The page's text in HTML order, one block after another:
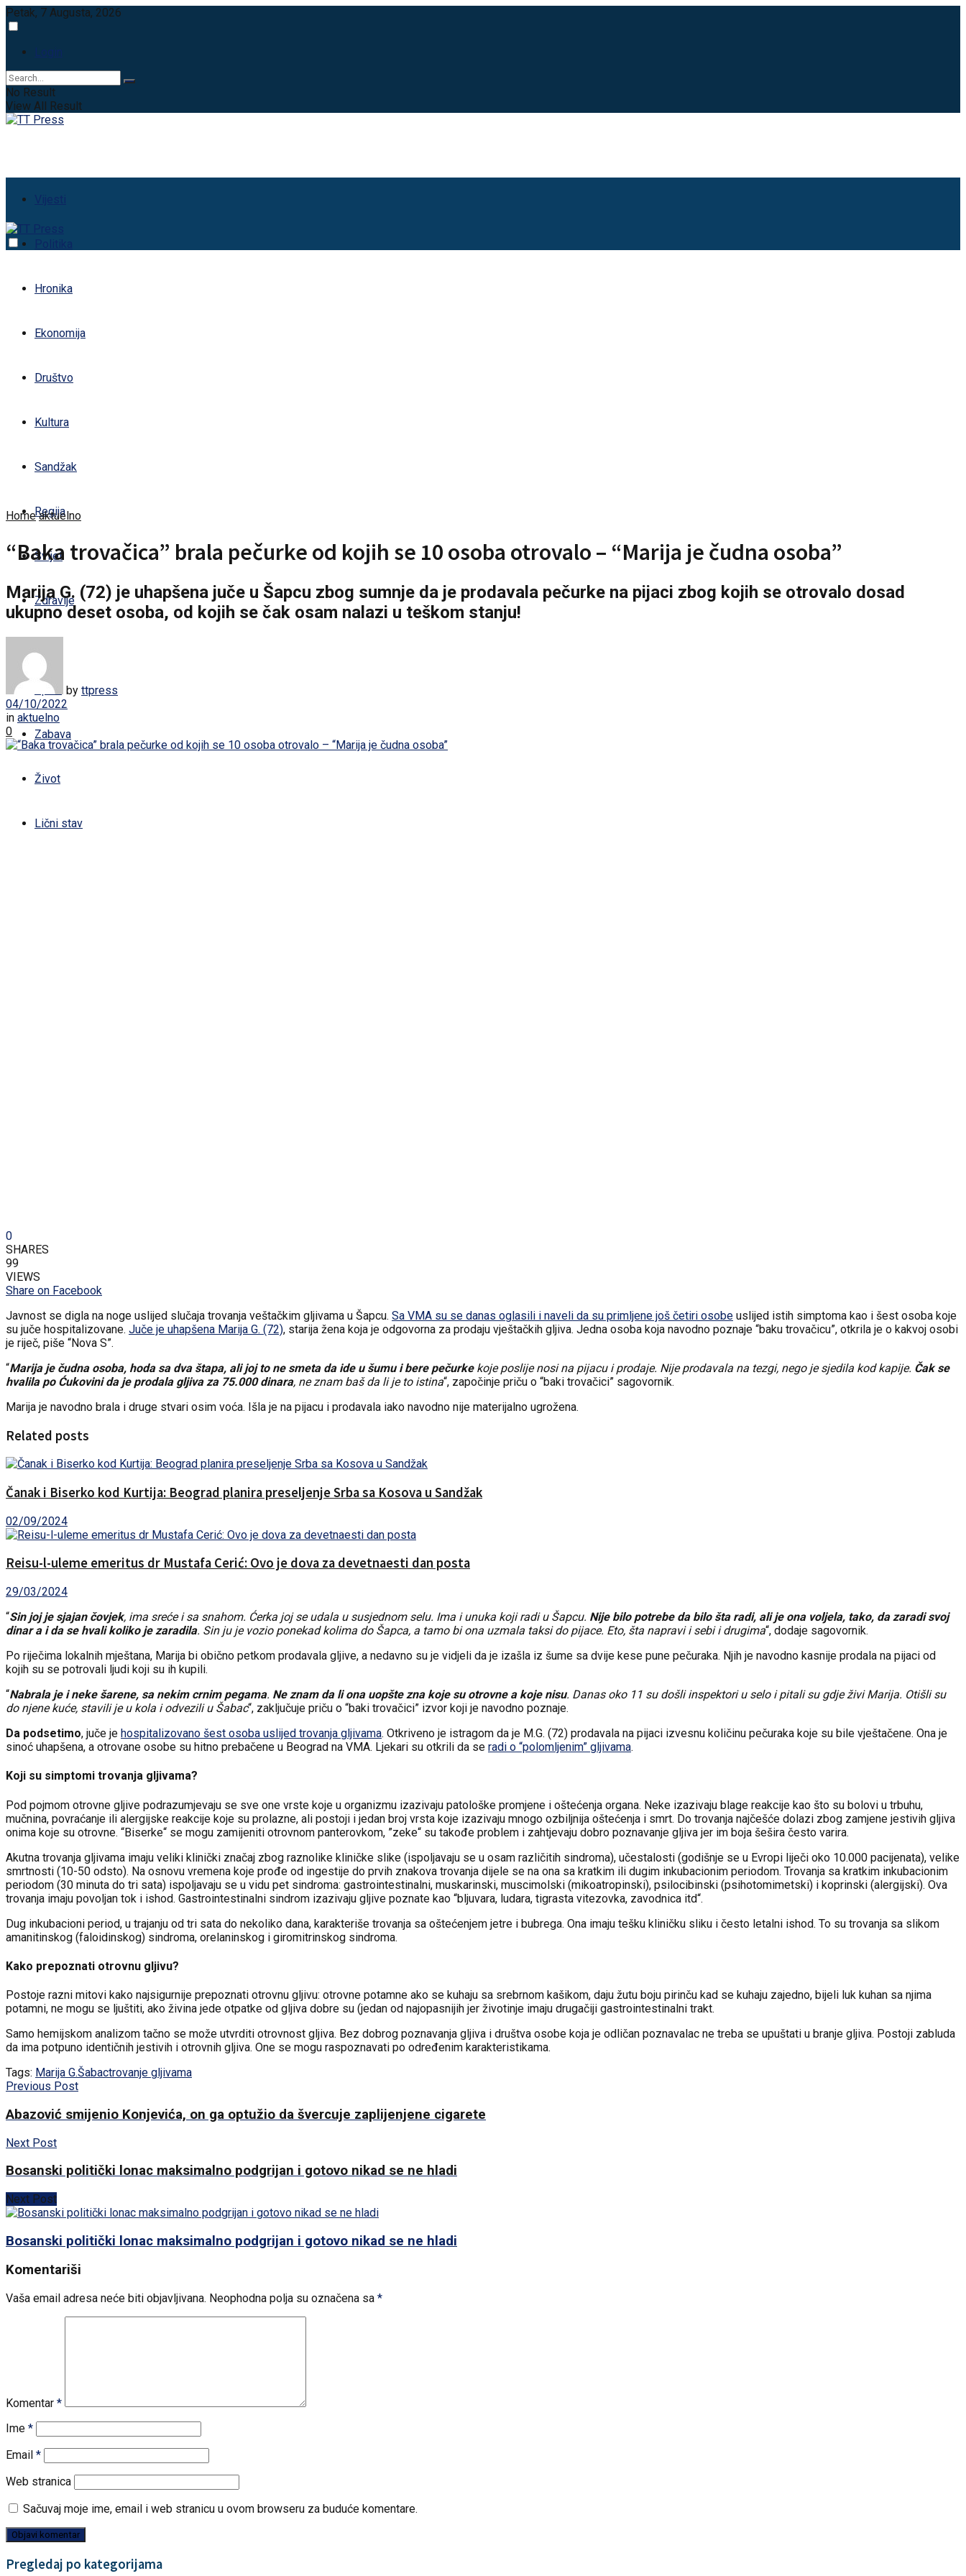
Petak, 7 Augusta, 2026
Login
No Result
View All Result
Vijesti
Politika
Hronika
Ekonomija
Društvo
Kultura
Sandžak
Regija
Svijet
Zdravlje
Sport
Zabava
Život
Lični stav
Home aktuelno
“Baka trovačica” brala pečurke od kojih se 10 osoba otrovalo – “Marija je čudna osoba”
Marija G. (72) je uhapšena juče u Šapcu zbog sumnje da je prodavala pečurke na pijaci zbog kojih se otrovalo dosad
ukupno deset osoba, od kojih se čak osam nalazi u teškom stanju!
by ttpress
04/10/2022
in aktuelno
0
0
SHARES
99
VIEWS
Share on Facebook
Javnost se digla na noge uslijed slučaja trovanja veštačkim gljivama u Šapcu. Sa VMA su se danas oglasili i naveli da su primljene još četiri osobe uslijed istih simptoma kao i šest osoba koje
su juče hospitalizovane. Juče je uhapšena Marija G. (72), starija žena koja je odgovorna za prodaju vještačkih gljiva. Jedna osoba koja navodno poznaje “baku trovačicu”, otkrila je o kakvoj osobi
je riječ, piše “Nova S”.
“Marija je čudna osoba, hoda sa dva štapa, ali joj to ne smeta da ide u šumu i bere pečurkekoje poslije nosi na pijacu i prodaje. Nije prodavala na tezgi, nego je sjedila kod kapije. Čak se
hvalila po Ćukovini da je prodala gljiva za 75.000 dinara, ne znam baš da li je to istina“, započinje priču o “baki trovačici” sagovornik.
Marija je navodno brala i druge stvari osim voća. Išla je na pijacu i prodavala iako navodno nije materijalno ugrožena.
Related posts
Čanak i Biserko kod Kurtija: Beograd planira preseljenje Srba sa Kosova u Sandžak
02/09/2024
Reisu-l-uleme emeritus dr Mustafa Cerić: Ovo je dova za devetnaesti dan posta
29/03/2024
“Sin joj je sjajan čovjek, ima sreće i sa snahom. Ćerka joj se udala u susjednom selu. Ima i unuka koji radi u Šapcu. Nije bilo potrebe da bilo šta radi, ali je ona voljela, tako, da zaradi svoj
dinar a i da se hvali koliko je zaradila. Sin ju je vozio ponekad kolima do Šapca, a tamo bi ona uzmala taksi do pijace. Eto, šta napravi i sebi i drugima“, dodaje sagovornik.
Po riječima lokalnih mještana, Marija bi obično petkom prodavala gljive, a nedavno su je vidjeli da je izašla iz šume sa dvije kese pune pečuraka. Njih je navodno kasnije prodala na pijaci od
kojih su se potrovali ljudi koji su ih kupili.
“Nabrala je i neke šarene, sa nekim crnim pegama. Ne znam da li ona uopšte zna koje su otrovne a koje nisu. Danas oko 11 su došli inspektori u selo i pitali su gdje živi Marija. Otišli su
do njene kuće, stavili je u kola i odvezili u Šabac“, zaključuje priču o “baki trovačici” izvor koji je navodno poznaje.
Da podsetimo, juče je hospitalizovano šest osoba uslijed trovanja gljivama. Otkriveno je istragom da je M.G. (72) prodavala na pijaci izvesnu količinu pečuraka koje su bile vještačene. Ona je
sinoć uhapšena, a otrovane osobe su hitno prebačene u Beograd na VMA. Ljekari su otkrili da se radi o “polomljenim” gljivama.
Koji su simptomi trovanja gljivama?
Pod pojmom otrovne gljive podrazumjevaju se sve one vrste koje u organizmu izazivaju patološke promjene i oštećenja organa. Neke izazivaju blage reakcije kao što su bolovi u trbuhu,
mučnina, povraćanje ili alergijske reakcije koje su prolazne, ali postoji i jedan broj vrsta koje izazivaju mnogo ozbiljnija oštećenja i smrt. Do trovanja najčešće dolazi zbog zamjene jestivih gljiva
onima koje su otrovne. “Biserke“ se mogu zamijeniti otrovnom panterovkom, ”zeke“ su takođe problem i zahtjevaju dobro poznavanje gljiva jer im boja šešira često varira.
Akutna trovanja gljivama imaju veliki klinički značaj zbog raznolike kliničke slike (ispoljavaju se u osam različitih sindroma), učestalosti (godišnje se u Evropi liječi oko 10.000 pacijenata), velike
smrtnosti (10-50 odsto). Na osnovu vremena koje prođe od ingestije do prvih znakova trovanja dijele se na ona sa kratkim ili dugim inkubacionim periodom. Trovanja sa kratkim inkubacionim
periodom (30 minuta do tri sata) ispoljavaju se u vidu pet sindroma: gastrointestinalni, muskarinski, muscimolski (mikoatropinski), psilocibinski (psihotomimetski) i koprinski (alergijski). Ova
trovanja imaju povoljan tok i ishod. Gastrointestinalni sindrom izazivaju gljive poznate kao “bljuvara, ludara, tigrasta vitezovka, zavodnica itd“.
Dug inkubacioni period, u trajanju od tri sata do nekoliko dana, karakteriše trovanja sa oštećenjem jetre i bubrega. Ona imaju tešku kliničku sliku i često letalni ishod. To su trovanja sa slikom
amanitinskog (faloidinskog) sindroma, orelaninskog i giromitrinskog sindroma.
Kako prepoznati otrovnu gljivu?
Postoje razni mitovi kako najsigurnije prepoznati otrovnu gljivu: otrovne potamne ako se kuhaju sa srebrnom kašikom, daju žutu boju pirinču kad se kuhaju zajedno, bijeli luk kuhan sa njima
potamni, ne mogu se ljuštiti, ako živina jede otpatke od gljiva dobre su (jedan od najopasnijih jer životinje imaju drugačiji gastrointestinalni trakt.
Samo hemijskom analizom tačno se može utvrditi otrovnost gljiva. Bez dobrog poznavanja gljiva i društva osobe koja je odličan poznavalac ne treba se upuštati u branje gljiva. Postoji zabluda
da ima potpuno identičnih jestivih i otrovnih gljiva. One se mogu raspoznavati po određenim karakteristikama.
Tags: Marija G.Šabactrovanje gljivama
Previous Post
Abazović smijenio Konjevića, on ga optužio da švercuje zaplijenjene cigarete
Next Post
Bosanski politički lonac maksimalno podgrijan i gotovo nikad se ne hladi
Next Post
Bosanski politički lonac maksimalno podgrijan i gotovo nikad se ne hladi
Komentariši
Vaša email adresa neće biti objavljivana. Neophodna polja su označena sa *
Komentar *
Ime *
Email *
Web stranica
Sačuvaj moje ime, email i web stranicu u ovom browseru za buduće komentare.
Pregledaj po kategorijama